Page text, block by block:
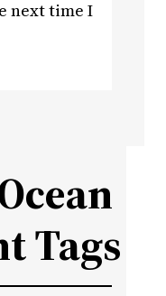
next time I
Tags